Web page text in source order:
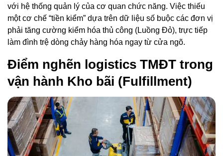
với hệ thống quản lý của cơ quan chức năng. Việc thiếu
một cơ chế “tiền kiểm” dựa trên dữ liệu số buộc các đơn vị
phải tăng cường kiểm hóa thủ công (Luồng Đỏ), trực tiếp
làm đình trệ dòng chảy hàng hóa ngay từ cửa ngõ.
Điểm nghẽn logistics TMĐT trong
vận hành Kho bãi (Fulfillment)